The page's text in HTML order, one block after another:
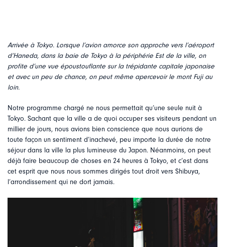
Arrivée à Tokyo. Lorsque l’avion amorce son approche vers l’aéroport
d’Haneda, dans la baie de Tokyo à la périphérie Est de la ville, on
profite d’une vue époustouflante sur la trépidante capitale japonaise
et avec un peu de chance, on peut même apercevoir le mont Fuji au
loin.
Notre programme chargé ne nous permettait qu’une seule nuit à
Tokyo. Sachant que la ville a de quoi occuper ses visiteurs pendant un
millier de jours, nous avions bien conscience que nous aurions de
toute façon un sentiment d’inachevé, peu importe la durée de notre
séjour dans la ville la plus lumineuse du Japon. Néanmoins, on peut
déjà faire beaucoup de choses en 24 heures à Tokyo, et c’est dans
cet esprit que nous nous sommes dirigés tout droit vers Shibuya,
l’arrondissement qui ne dort jamais.